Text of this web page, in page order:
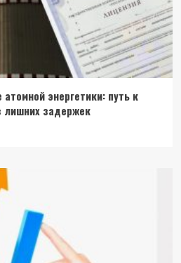
энергетики: путь к
лишних задержек